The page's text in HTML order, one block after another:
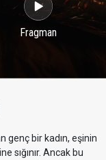
Fragman
genç bir kadın, eşinin
sığınır. Ancak bu